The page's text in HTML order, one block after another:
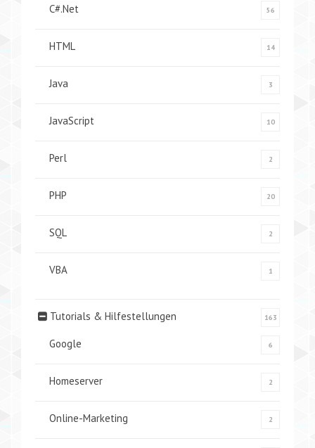
C#.Net 56
HTML 14
Java 3
JavaScript 10
Perl 2
PHP 20
SQL 2
VBA 1
Tutorials & Hilfestellungen 163
Google 6
Homeserver 2
Online-Marketing 2